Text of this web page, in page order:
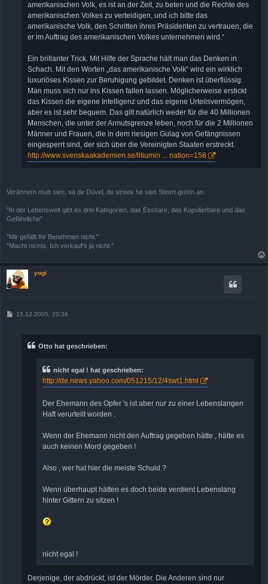
amerikanischen Volk, es ist an der Zeit, zu beten und die Rechte des
amerikanischen Volkes zu verteidigen, und ich bitte das
amerikanische Volk, den Schritten ihres Präsidenten zu vertrauen, die
er im Auftrag des amerikanischen Volkes unternehmen wird.“
Ein brillanter Trick. Mit Hilfe der Sprache hält man das Denken in
Schach. Mit den Worten „das amerikanische Volk“ wird ein wirklich
luxuriöses Kissen zur Beruhigung gebildet. Denken ist überflüssig.
Man muss sich nur ins Kissen fallen lassen. Möglicherweise erstickt
das Kissen die eigene Intelligenz und das eigene Urteilsvermögen,
aber es ist sehr bequem. Das gilt natürlich weder für die 40 Millionen
Menschen, die unter der Armutsgrenze leben, noch für die 2 Millionen
Männer und Frauen, die in dem riesigen Gulag von Gefängnissen
eingesperrt sind, der sich über die Vereinigten Staaten erstreckt.
http://www.svenskaakademien.se/litiumin ... nation=158
Verännern mutt sien, sä de Düvel, do streek he sien Steert gröön an.
"In der Lebenswelt gibt es drei Kategorien, das Essbare, das Kopulierbare und das
Gefährliche"
"Mir gefällt Ihr Benehmen nicht."
"Macht nichts. Ich verkauf's ja nicht."
yogi
B15.12.2005, 20:36
Otto hat geschrieben:
nicht egal ! hat geschrieben:
http://de.news.yahoo.com/051215/12/4swt1.html
Der Ehemann des Opfer 's ist aber nur zu einer Lebenslangen
Haft verurteilt worden .
Wenn der Ehemann nicht den Auftrag gegeben hätte , hätte es
auch keinen Mord gegeben !
Also , wer hat hier die meiste Schuld ?
Wenn überhaupt hätten es doch beide verdient Lebenslang
hinter Gittern zu sitzen !
nicht egal !
Derjenige, der abdrückt, ist der Mörder. Die Anderen sind nur